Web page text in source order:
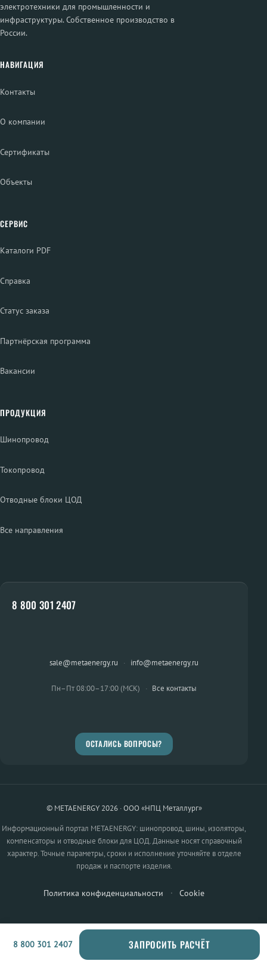
электротехники для промышленности и
инфраструктуры. Собственное производство в
России.
НАВИГАЦИЯ
Контакты
О компании
Сертификаты
Объекты
СЕРВИС
Каталоги PDF
Справка
Статус заказа
Партнёрская программа
Вакансии
ПРОДУКЦИЯ
Шинопровод
Токопровод
Отводные блоки ЦОД
Все направления
8 800 301 2407
sale@metaenergy.ru · info@metaenergy.ru
Пн–Пт 08:00–17:00 (МСК) · Все контакты
ОСТАЛИСЬ ВОПРОСЫ?
© METAENERGY 2026 · ООО «НПЦ Металлург»
Информационный портал METAENERGY: шинопровод, шины, изоляторы,
компенсаторы и отводные блоки для ЦОД. Данные носят справочный
характер. Точные параметры, сроки и исполнение уточняйте в отделе
продаж и паспорте изделия.
Политика конфиденциальности · Cookie
8 800 301 2407 ЗАПРОСИТЬ РАСЧЁТ